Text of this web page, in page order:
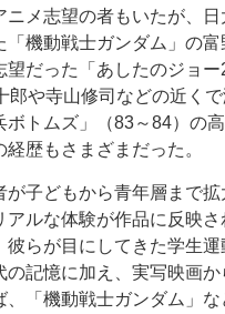
ニメ志望の者もいたが、
「機動戦士ガンダム」の
望だった「あしたのジョ
郎や寺山修司などの近く
ボトムズ」（83～84）の
歴もさまざまだった。
子どもから青年層まで拡
アルな体験が作品に反映
彼らが目にしてきた学生運
の記憶に加え、実写映画
「機動戦士ガンダム」な